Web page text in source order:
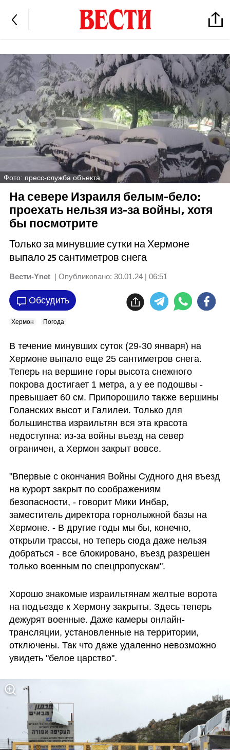
Фото: пресс-служба объекта
На севере Израиля белым-бело:
проехать нельзя из-за войны, хотя
бы посмотрите
Только за минувшие сутки на Хермоне
выпало 25 сантиметров снега
Вести-Ynet | Опубликовано: 30.01.24 | 06:51
Обсудить
Хермон Погода
В течение минувших суток (29-30 января) на
Хермоне выпало еще 25 сантиметров снега.
Теперь на вершине горы высота снежного
покрова достигает 1 метра, а у ее подошвы -
превышает 60 см. Припорошило также вершины
Голанских высот и Галилеи. Только для
большинства израильтян вся эта красота
недоступна: из-за войны въезд на север
ограничен, а Хермон закрыт вовсе.
"Впервые с окончания Войны Судного дня въезд
на курорт закрыт по соображениям
безопасности, - говорит Мики Инбар,
заместитель директора горнолыжной базы на
Хермоне. - В другие годы мы бы, конечно,
открыли трассы, но теперь сюда даже нельзя
добраться - все блокировано, въезд разрешен
только военным по спецпропускам".
Хорошо знакомые израильтянам желтые ворота
на подъезде к Хермону закрыты. Здесь теперь
дежурят военные. Даже камеры онлайн-
трансляции, установленные на территории,
отключены. Так что даже удаленно невозможно
увидеть "белое царство".